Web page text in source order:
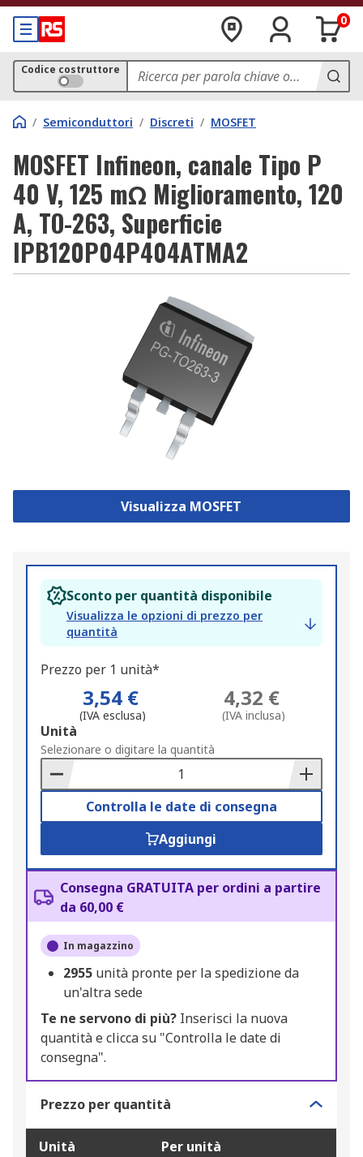
0
Codice costruttore
/ Semiconduttori / Discreti / MOSFET
MOSFET Infineon, canale Tipo P
40 V, 125 mΩ Miglioramento, 120
A, TO-263, Superficie
IPB120P04P404ATMA2
Visualizza MOSFET
Sconto per quantità disponibile
Visualizza le opzioni di prezzo per
quantità
Prezzo per 1 unità*
3,54 €
(IVA esclusa)
4,32 €
(IVA inclusa)
Add
to
Basket
Unità
Selezionare o digitare la quantità
Controlla le date di consegna
Aggiungi
Consegna GRATUITA per ordini a partire
da 60,00 €
In magazzino
2955 unità pronte per la spedizione da
un'altra sede
Te ne servono di più? Inserisci la nuova
quantità e clicca su "Controlla le date di
consegna".
Prezzo per quantità
Unità Per unità